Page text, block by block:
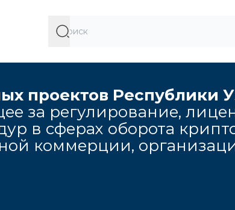
проектов Республики
за регулирование,
в сферах оборота
коммерции,